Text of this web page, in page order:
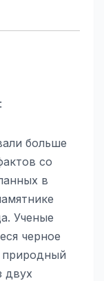
больше
со
в
Ученые
черное
природный
двух